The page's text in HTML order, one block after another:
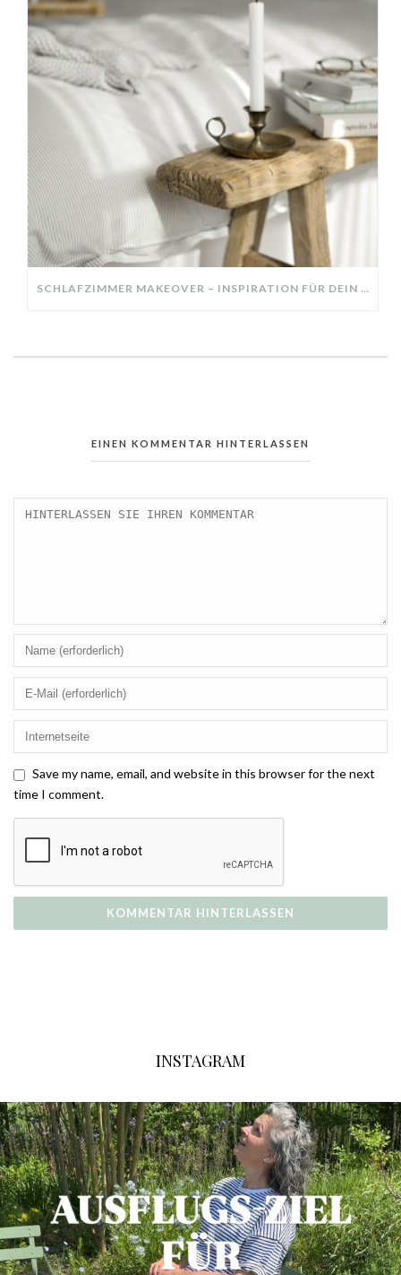
SCHLAFZIMMER MAKEOVER – INSPIRATION FÜR DEIN SCHLAFZIMMER: AUS ALT MACH NEU – HELL, GEMÜTLICH UND EINLADEND
EINEN KOMMENTAR HINTERLASSEN
Save my name, email, and website in this browser for the next
time I comment.
INSTAGRAM